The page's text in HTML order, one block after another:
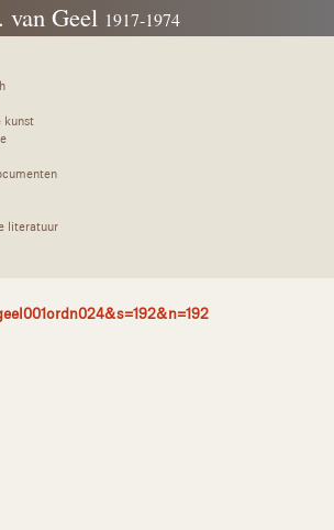
van Geel 1917-1974
kunst
literatuur